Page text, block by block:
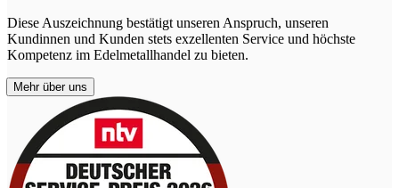
Diese Auszeichnung bestätigt unseren Anspruch, unseren
Kundinnen und Kunden stets exzellenten Service und höchste
Kompetenz im Edelmetallhandel zu bieten.
Mehr über uns